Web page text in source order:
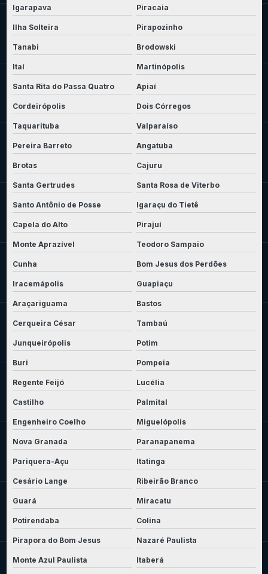
Igarapava Piracaia
Ilha Solteira Pirapozinho
Tanabi Brodowski
Itaí Martinópolis
Santa Rita do Passa Quatro Apiaí
Cordeirópolis Dois Córregos
Taquarituba Valparaíso
Pereira Barreto Angatuba
Brotas Cajuru
Santa Gertrudes Santa Rosa de Viterbo
Santo Antônio de Posse Igaraçu do Tietê
Capela do Alto Pirajuí
Monte Aprazível Teodoro Sampaio
Cunha Bom Jesus dos Perdões
Iracemápolis Guapiaçu
Araçariguama Bastos
Cerqueira César Tambaú
Junqueirópolis Potim
Buri Pompeia
Regente Feijó Lucélia
Castilho Palmital
Engenheiro Coelho Miguelópolis
Nova Granada Paranapanema
Pariquera-Açu Itatinga
Cesário Lange Ribeirão Branco
Guará Miracatu
Potirendaba Colina
Pirapora do Bom Jesus Nazaré Paulista
Monte Azul Paulista Itaberá